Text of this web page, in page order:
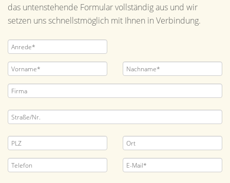
das untenstehende Formular vollständig aus und wir
setzen uns schnellstmöglich mit Ihnen in Verbindung.